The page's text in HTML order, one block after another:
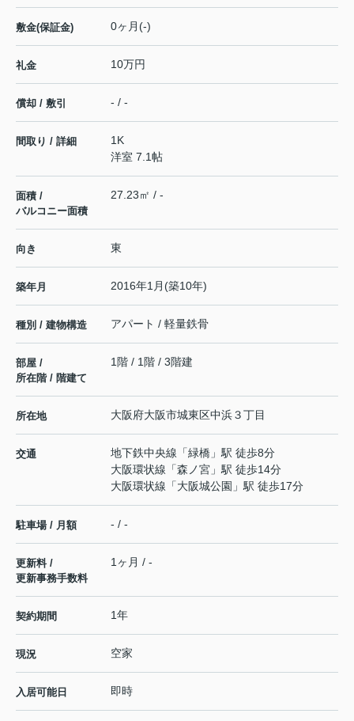
敷金(保証金) 0ヶ月(-)
礼金 10万円
償却 / 敷引 - / -
間取り / 詳細
1K
洋室 7.1帖
面積 /
バルコニー面積
27.23㎡ / -
向き 東
築年月 2016年1月(築10年)
種別 / 建物構造 アパート / 軽量鉄骨
部屋 /
所在階 / 階建て
1階 / 1階 / 3階建
所在地 大阪府大阪市城東区中浜３丁目
交通 地下鉄中央線 「緑橋 」駅 徒歩8分
大阪環状線 「森ノ宮 」駅 徒歩14分
大阪環状線 「大阪城公園 」駅 徒歩17分
駐車場 / 月額 - / -
更新料 /
更新事務手数料
1ヶ月 / -
契約期間 1年
現況 空家
入居可能日 即時